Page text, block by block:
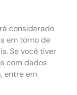
considerado
em torno de
Se você tiver
com dados
entre em